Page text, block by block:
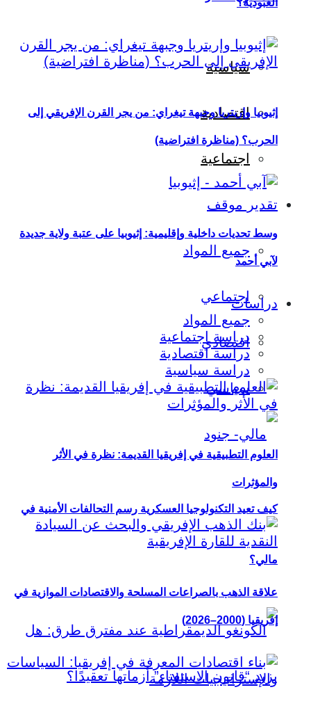
سياسية
اقتصادية
اجتماعية
تقدير موقف
جميع المواد
اجتماعي
اقتصادي
سياسي
كيف تعيد التكنولوجيا العسكرية رسم التحالفات الأمنية في
مالي؟
العبودية؟
إثيوبيا وإريتريا وجبهة تيغراي: من يجر القرن الإفريقي إلى
الحرب؟ (مناظرة افتراضية)
وسط تحديات داخلية وإقليمية: إثيوبيا على عتبة ولاية جديدة
لآبي أحمد
دراسات
جميع المواد
دراسة اجتماعية
دراسة اقتصادية
دراسة سياسية
العلوم التطبيقية في إفريقيا القديمة: نظرة في الأثر
والمؤثرات
علاقة الذهب بالصراعات المسلحة والاقتصادات الموازية في
إفريقيا (2000–2026)